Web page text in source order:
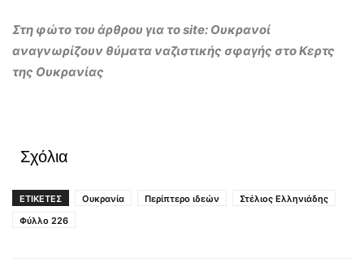
Στη φώτο του άρθρου για το site: Ουκρανοί
αναγνωρίζουν θύματα ναζιστικής σφαγής στο Κερτς
της Ουκρανίας
Σχόλια
ΕΤΙΚΕΤΕΣ Ουκρανία Περίπτερο ιδεών
Στέλιος Ελληνιάδης
Φύλλο 226